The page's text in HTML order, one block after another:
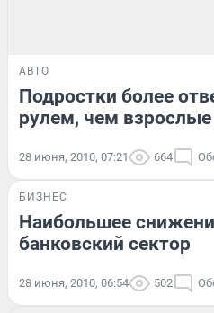
АВТО
Подростки более
рулем, чем взрослые
28 июня, 2010, 07:21 664
БИЗНЕС
Наибольшее
банковский сектор
28 июня, 2010, 06:54 502